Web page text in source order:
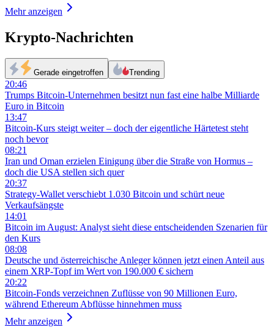
Mehr anzeigen
Krypto-Nachrichten
Gerade eingetroffen Trending
20:46
Trumps Bitcoin-Unternehmen besitzt nun fast eine halbe Milliarde
Euro in Bitcoin
13:47
Bitcoin-Kurs steigt weiter – doch der eigentliche Härtetest steht
noch bevor
08:21
Iran und Oman erzielen Einigung über die Straße von Hormus –
doch die USA stellen sich quer
20:37
Strategy-Wallet verschiebt 1.030 Bitcoin und schürt neue
Verkaufsängste
14:01
Bitcoin im August: Analyst sieht diese entscheidenden Szenarien für
den Kurs
08:08
Deutsche und österreichische Anleger können jetzt einen Anteil aus
einem XRP-Topf im Wert von 190.000 € sichern
20:22
Bitcoin-Fonds verzeichnen Zuflüsse von 90 Millionen Euro,
während Ethereum Abflüsse hinnehmen muss
Mehr anzeigen